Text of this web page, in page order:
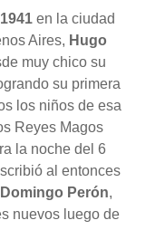
1941 en la ciudad
Aires, Hugo
muy chico su
su primera
los niños de esa
Reyes Magos
la noche del 6
al entonces
Perón,
nuevos luego de